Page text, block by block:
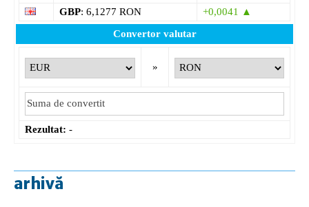
GBP: 6,1277 RON
+0,0041 ▲
Convertor valutar
»
Rezultat: -
arhivă